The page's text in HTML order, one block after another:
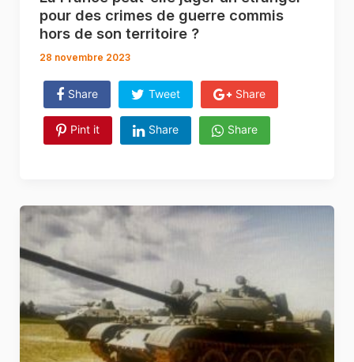
pour des crimes de guerre commis
hors de son territoire ?
28 novembre 2023
Share Tweet Share
Pint it Share Share